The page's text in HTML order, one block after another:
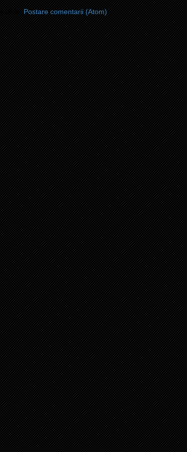
vă la:Postare comentarii (Atom)